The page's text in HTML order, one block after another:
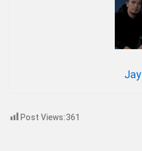
Jay
Post Views:361